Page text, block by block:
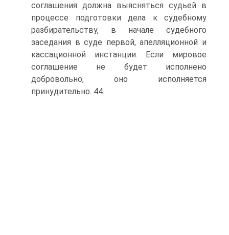
соглашения должна выясняться судьей в
процессе подготовки дела к судебному
разбирательству, в начале судебного
заседания в суде первой, апелляционной и
кассационной инстанции. Если мировое
соглашение не будет исполнено
добровольно, оно исполняется
принудительно. 44.